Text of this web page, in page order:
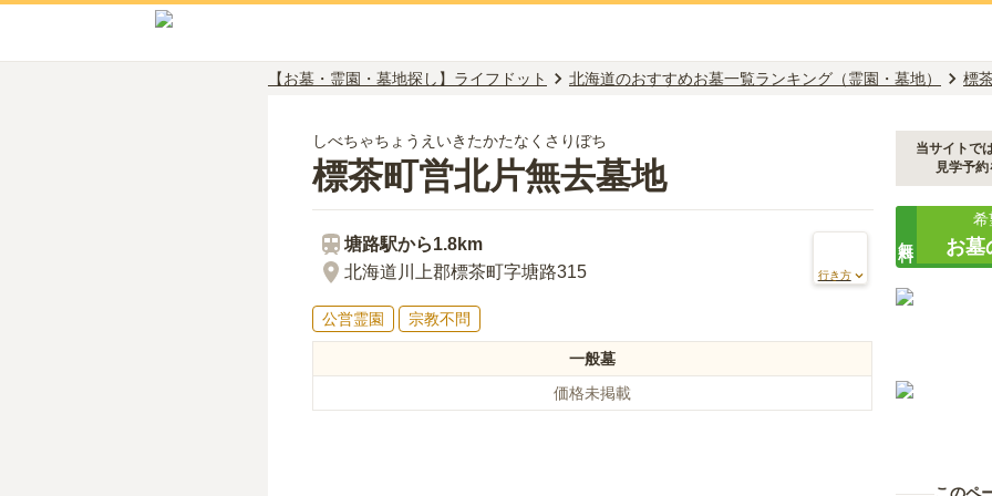
【お墓・霊園・墓地探し】ライフドット 北海道のおすすめお墓一覧ランキング（霊園・墓地） 標
しべちゃちょうえいきたかたなくさりぼち
標茶町営北片無去墓地
塘路駅から1.8km
北海道川上郡標茶町字塘路315
行き方
公営霊園 宗教不問
一般墓
価格未掲載
当サイトで
見学予
希
お墓